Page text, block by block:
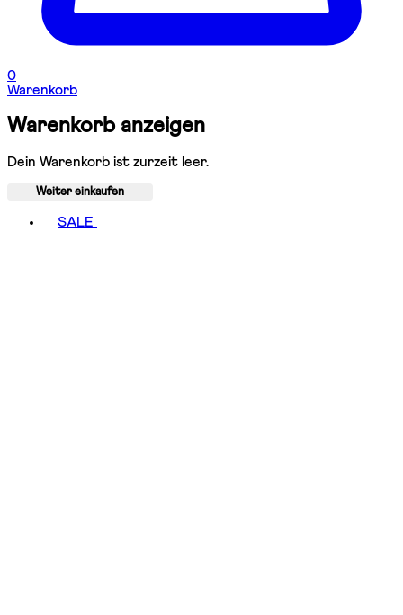
0
Warenkorb
Warenkorb anzeigen
Dein Warenkorb ist zurzeit leer.
Weiter einkaufen
SALE